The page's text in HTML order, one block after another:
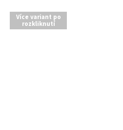
Více variant po
rozkliknutí